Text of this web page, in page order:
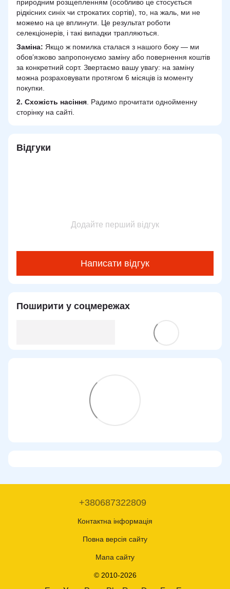
природним розщепленням (особливо це стосується
рідкісних синіх чи строкатих сортів), то, на жаль, ми не
можемо на це вплинути. Це результат роботи
селекціонерів, і такі випадки трапляються.
Заміна: Якщо ж помилка сталася з нашого боку — ми
обов’язково запропонуємо заміну або повернення коштів
за конкретний сорт. Звертаємо вашу увагу: на заміну
можна розраховувати протягом 6 місяців із моменту
покупки.
2. Схожість насіння. Радимо прочитати однойменну
сторінку на сайті.
Відгуки
Додайте перший відгук
Написати відгук
Поширити у соцмережах
+380687322809
Контактна інформація
Повна версія сайту
Мапа сайту
© 2010-2026